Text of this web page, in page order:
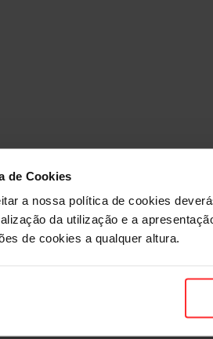
de Cookies
a nossa política de cookies
da utilização e a
de cookies a qualquer altura.